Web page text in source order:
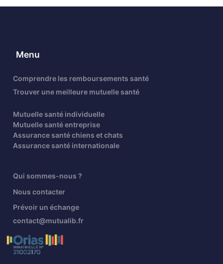
Menu
Comprendre les remboursements santé
Trouver une meilleure mutuelle santé
Mutuelle santé individuelle
Mutuelle santé entreprise
Assurance santé chiens et chats
Assurance santé internationale
Qui sommes-nous ?
Nous contacter
Prévoir un échange
contact@mutualib.fr